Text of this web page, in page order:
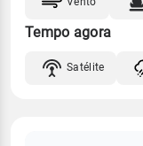
Tempo agora
Satélite